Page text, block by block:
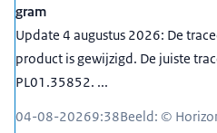
gram
Update 4 augustus 2026: De
product is gewijzigd. De juiste
PL01.35852. ...
04-08-20269:38Beeld: ©